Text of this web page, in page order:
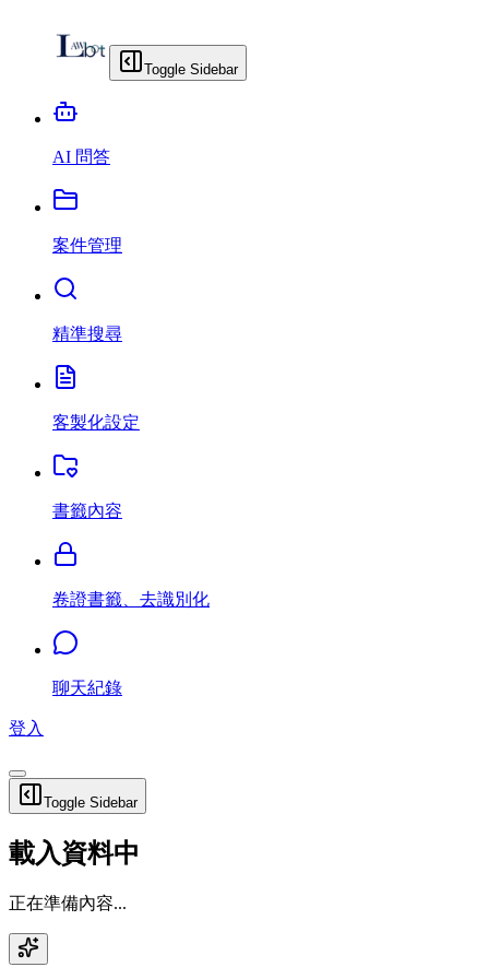
Toggle Sidebar
AI 問答
案件管理
精準搜尋
客製化設定
書籤內容
卷證書籤、去識別化
聊天紀錄
登入
Toggle Sidebar
載入資料中
正在準備內容...